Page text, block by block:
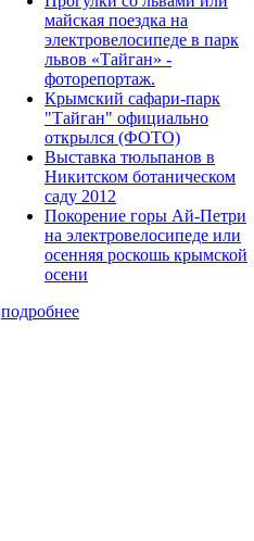
майская поездка на
электровелосипеде в парк
львов «Тайган» -
фоторепортаж.
Крымский сафари-парк
"Тайган" официально
открылся (ФОТО)
Выставка тюльпанов в
Никитском ботаническом
саду 2012
Покорение горы Ай-Петри
на электровелосипеде или
осенняя роскошь крымской
осени
подробнее